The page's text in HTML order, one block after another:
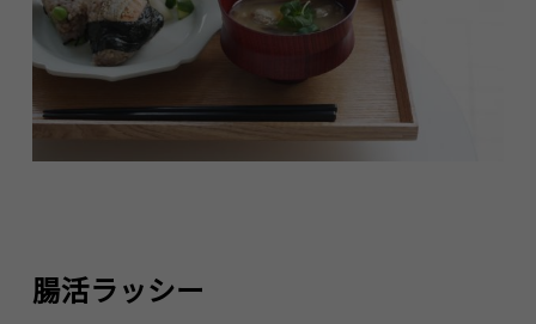
腸活ラッシー